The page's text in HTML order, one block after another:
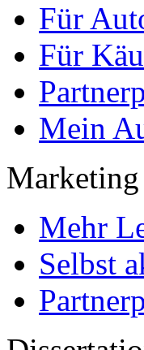
Für
Für
Mein
Marketing
Mehr
Selbst